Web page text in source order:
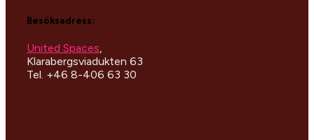
Besöksadress:
United Spaces,
Klarabergsviadukten 63
Tel. +46 8-406 63 30